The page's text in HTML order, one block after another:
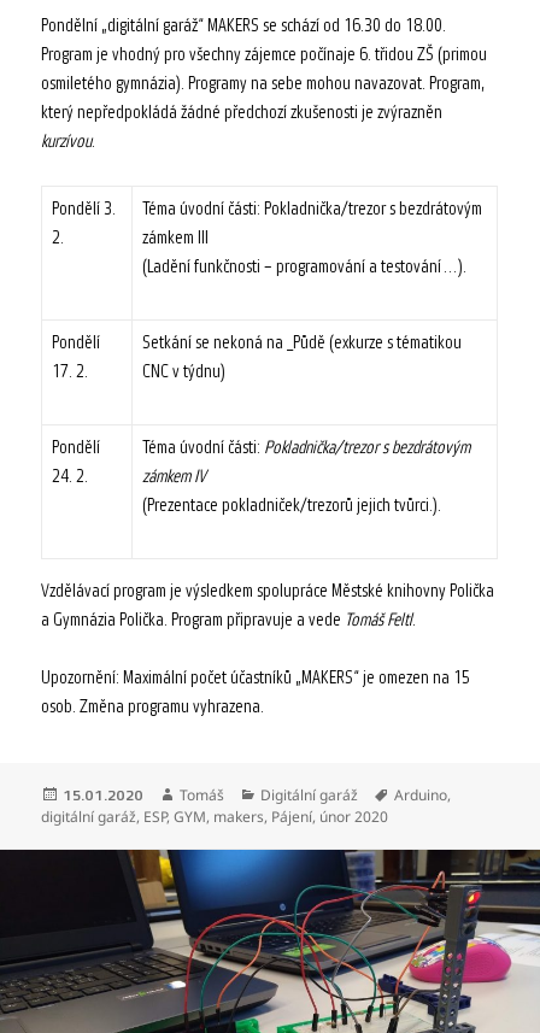
Pondělní „digitální garáž“ MAKERS se schází od 16.30 do 18.00.
Program je vhodný pro všechny zájemce počínaje 6. třidou ZŠ (primou
osmiletého gymnázia). Programy na sebe mohou navazovat. Program,
který nepředpokládá žádné předchozí zkušenosti je zvýrazněn
kurzívou.
Pondělí 3.
2.
Téma úvodní části: Pokladnička/trezor s bezdrátovým
zámkem III
(Ladění funkčnosti – programování a testování…).
Pondělí
17. 2.
Setkání se nekoná na _Půdě (exkurze s tématikou
CNC v týdnu)
Pondělí
24. 2.
Téma úvodní části: Pokladnička/trezor s bezdrátovým
zámkem IV
(Prezentace pokladniček/trezorů jejich tvůrci.).
Vzdělávací program je výsledkem spolupráce Městské knihovny Polička
a Gymnázia Polička. Program připravuje a vede Tomáš Feltl.
Upozornění: Maximální počet účastníků „MAKERS“ je omezen na 15
osob. Změna programu vyhrazena.
Publikováno:
15.01.2020 Autor:
Tomáš Rubriky:
Digitální garáž Štítky:
Arduino,
digitální garáž, ESP,GYM, makers, Pájení, únor 2020